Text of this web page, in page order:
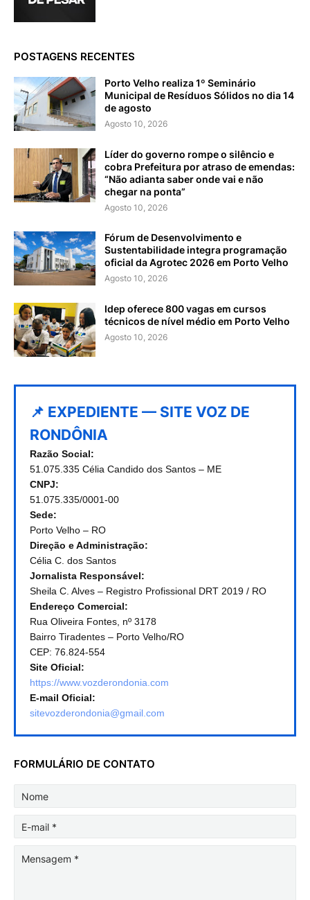
POSTAGENS RECENTES
Porto Velho realiza 1º Seminário
Municipal de Resíduos Sólidos no dia 14
de agosto
Agosto 10, 2026
Líder do governo rompe o silêncio e
cobra Prefeitura por atraso de emendas:
“Não adianta saber onde vai e não
chegar na ponta”
Agosto 10, 2026
Fórum de Desenvolvimento e
Sustentabilidade integra programação
oficial da Agrotec 2026 em Porto Velho
Agosto 10, 2026
Idep oferece 800 vagas em cursos
técnicos de nível médio em Porto Velho
Agosto 10, 2026
📌 EXPEDIENTE — SITE VOZ DE
RONDÔNIA
Razão Social:
51.075.335 Célia Candido dos Santos – ME
CNPJ:
51.075.335/0001-00
Sede:
Porto Velho – RO
Direção e Administração:
Célia C. dos Santos
Jornalista Responsável:
Sheila C. Alves – Registro Profissional DRT 2019 / RO
Endereço Comercial:
Rua Oliveira Fontes, nº 3178
Bairro Tiradentes – Porto Velho/RO
CEP: 76.824-554
Site Oficial:
https://www.vozderondonia.com
E-mail Oficial:
sitevozderondonia@gmail.com
FORMULÁRIO DE CONTATO